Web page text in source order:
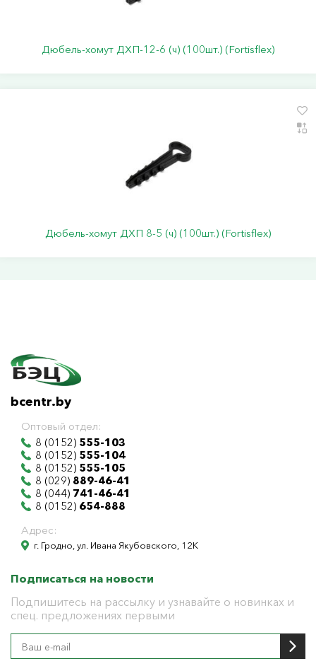
Дюбель-хомут ДХП-12-6 (ч) (100шт.) (Fortisflex)
Дюбель-хомут ДХП 8-5 (ч) (100шт.) (Fortisflex)
bcentr.by
Оптовый отдел:
8 (0152) 555-103
8 (0152) 555-104
8 (0152) 555-105
8 (029) 889-46-41
8 (044) 741-46-41
8 (0152) 654-888
Адрес:
г. Гродно, ул. Ивана Якубовского, 12К
Подписаться на новости
Подпишитесь на рассылку и узнавайте о новинках и
спец. предложениях первыми